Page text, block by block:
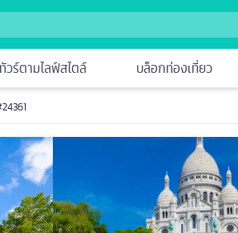
ทัวร์ตามไลฟ์สไตล์ บล็อกท่องเที่ยว